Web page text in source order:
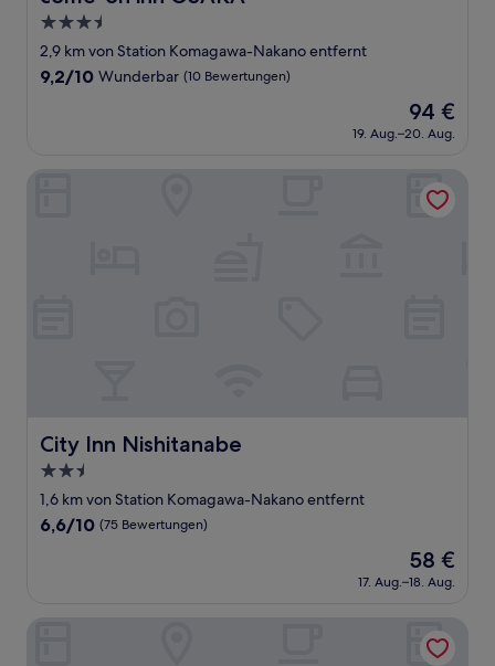
3.5-
Sterne-
Unterkunft
2,9 km von Station Komagawa-Nakano entfernt
9.2
Bewertungen)
9,2/10 Wunderbar (10 Bewertungen)
Der
Preis
beträgt
94 €
19. Aug.–20. Aug.
City Inn Nishitanabe
City Inn Nishitanabe
2.5-
Sterne-
Unterkunft
1,6 km von Station Komagawa-Nakano entfernt
6.6
6,6/10 (75 Bewertungen)
Der
Preis
beträgt
58 €
17. Aug.–18. Aug.